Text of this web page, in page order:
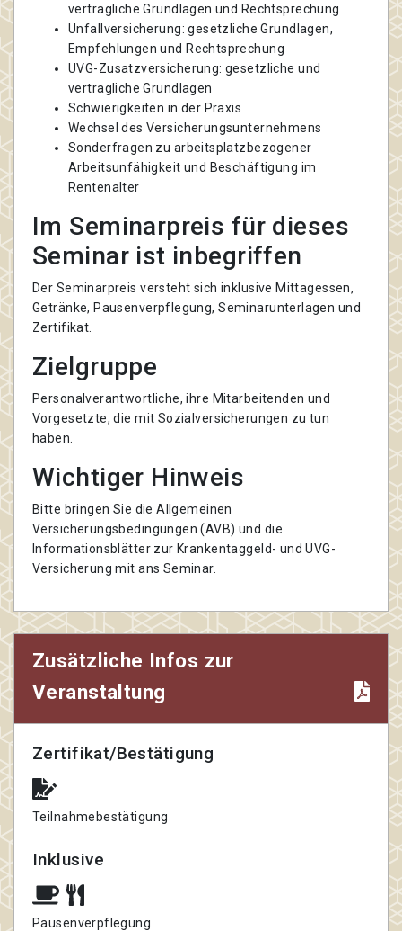
vertragliche Grundlagen und Rechtsprechung
Unfallversicherung: gesetzliche Grundlagen,
Empfehlungen und Rechtsprechung
UVG-Zusatzversicherung: gesetzliche und
vertragliche Grundlagen
Schwierigkeiten in der Praxis
Wechsel des Versicherungsunternehmens
Sonderfragen zu arbeitsplatzbezogener
Arbeitsunfähigkeit und Beschäftigung im
Rentenalter
Im Seminarpreis für dieses
Seminar ist inbegriffen
Der Seminarpreis versteht sich inklusive Mittagessen,
Getränke, Pausenverpflegung, Seminarunterlagen und
Zertifikat.
Zielgruppe
Personalverantwortliche, ihre Mitarbeitenden und
Vorgesetzte, die mit Sozialversicherungen zu tun
haben.
Wichtiger Hinweis
Bitte bringen Sie die Allgemeinen
Versicherungsbedingungen (AVB) und die
Informationsblätter zur Krankentaggeld- und UVG-
Versicherung mit ans Seminar.
Zusätzliche Infos zur
Veranstaltung
Zertifikat/Bestätigung
Teilnahmebestätigung
Inklusive
Pausenverpflegung